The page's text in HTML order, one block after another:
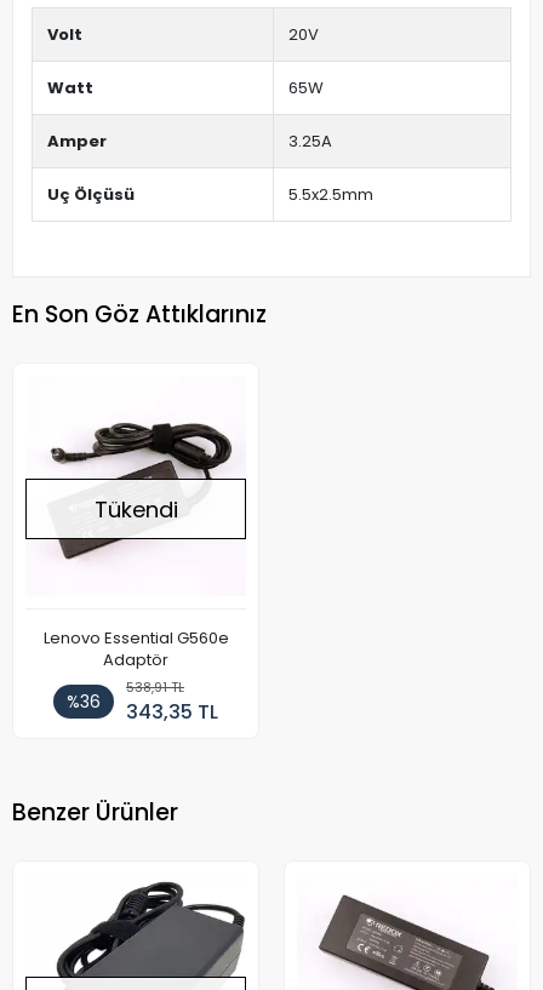
Volt 20V
Watt 65W
Amper 3.25A
Uç Ölçüsü 5.5x2.5mm
En Son Göz Attıklarınız
Tükendi
Lenovo Essential G560e
Adaptör
%36
538,91 TL
343,35 TL
Benzer Ürünler